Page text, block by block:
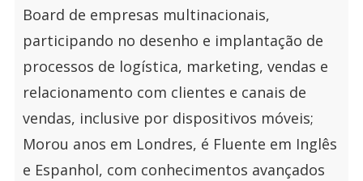
Board de empresas multinacionais,
participando no desenho e implantação de
processos de logística, marketing, vendas e
relacionamento com clientes e canais de
vendas, inclusive por dispositivos móveis;
Morou anos em Londres, é Fluente em Inglês
e Espanhol, com conhecimentos avançados